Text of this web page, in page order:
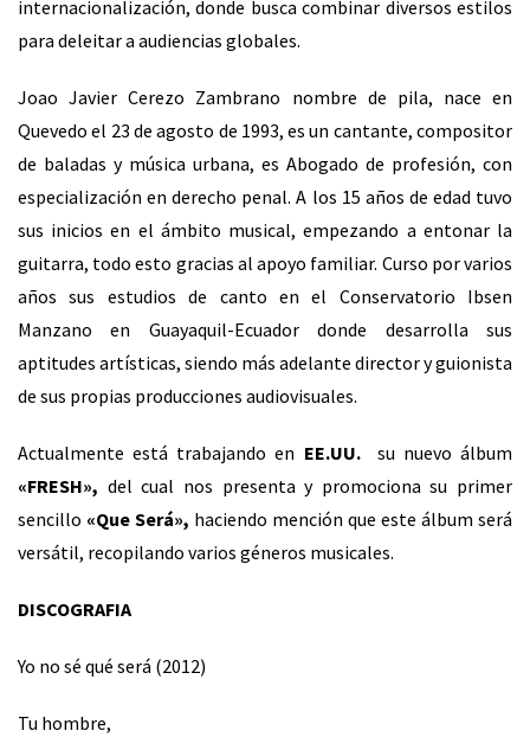
internacionalización, donde busca combinar diversos estilos
para deleitar a audiencias globales.
Joao Javier Cerezo Zambrano nombre de pila, nace en
Quevedo el 23 de agosto de 1993, es un cantante, compositor
de baladas y música urbana, es Abogado de profesión, con
especialización en derecho penal. A los 15 años de edad tuvo
sus inicios en el ámbito musical, empezando a entonar la
guitarra, todo esto gracias al apoyo familiar. Curso por varios
años sus estudios de canto en el Conservatorio Ibsen
Manzano en Guayaquil-Ecuador donde desarrolla sus
aptitudes artísticas, siendo más adelante director y guionista
de sus propias producciones audiovisuales.
Actualmente está trabajando en EE.UU.su nuevo álbum
«FRESH», del cual nos presenta y promociona su primer
sencillo «Que Será», haciendo mención que este álbum será
versátil, recopilando varios géneros musicales.
DISCOGRAFIA
Yo no sé qué será (2012)
Tu hombre,